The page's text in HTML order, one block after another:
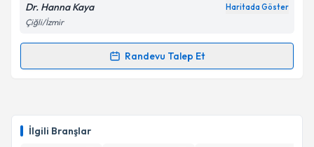
İlgili Branşlar
Dr. Hanna Kaya Haritada Göster
Çiğli/İzmir
Randevu Talep Et
Randevu Takvimi Talebi
hazırlandığında e-posta ile bilgilendireceğiz.